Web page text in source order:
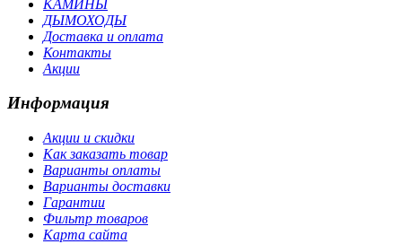
КАМИНЫ
ДЫМОХОДЫ
Доставка и оплата
Контакты
Акции
Информация
Акции и скидки
Как заказать товар
Варианты оплаты
Варианты доставки
Гарантии
Фильтр товаров
Карта сайта